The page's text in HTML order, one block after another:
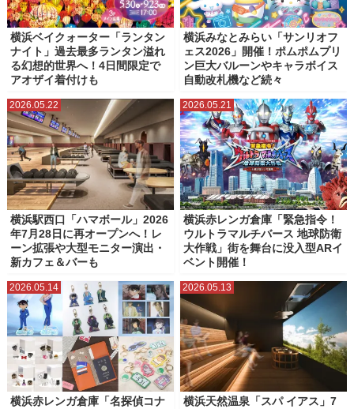
横浜ベイクォーター「ランタン
ナイト」過去最多ランタン溢れ
る幻想的世界へ！4日間限定で
アオザイ着付けも
横浜みなとみらい「サンリオフ
ェス2026」開催！ポムポムプリ
ン巨大バルーンやキャラボイス
自動改札機など続々
2026.05.22
横浜駅西口「ハマボール」2026
年7月28日に再オープンへ！レ
ーン拡張や大型モニター演出・
新カフェ＆バーも
2026.05.21
横浜赤レンガ倉庫「緊急指令！
ウルトラマルチバース 地球防衛
大作戦」街を舞台に没入型ARイ
ベント開催！
2026.05.14
横浜赤レンガ倉庫「名探偵コナ
2026.05.13
横浜天然温泉「スパ イアス」7